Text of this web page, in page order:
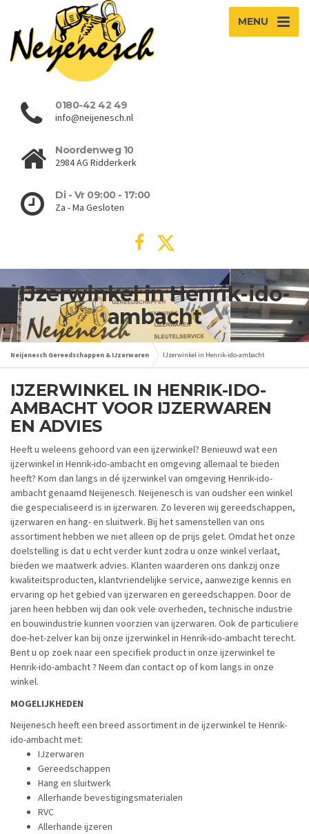
MENU
0180-42 42 49
info@neijenesch.nl
Noordenweg 10
2984 AG Ridderkerk
Di - Vr 09:00 - 17:00
Za - Ma Gesloten
IJzerwinkel in Henrik-ido-
ambacht
Neijenesch Gereedschappen & IJzerwaren IJzerwinkel in Henrik-ido-ambacht
IJZERWINKEL IN HENRIK-IDO-
AMBACHT VOOR IJZERWAREN
EN ADVIES
Heeft u weleens gehoord van een ijzerwinkel? Benieuwd wat een
ijzerwinkel in Henrik-ido-ambacht en omgeving allemaal te bieden
heeft? Kom dan langs in dé ijzerwinkel van omgeving Henrik-ido-
ambacht genaamd Neijenesch. Neijenesch is van oudsher een winkel
die gespecialiseerd is in ijzerwaren. Zo leveren wij gereedschappen,
ijzerwaren en hang- en sluitwerk. Bij het samenstellen van ons
assortiment hebben we niet alleen op de prijs gelet. Omdat het onze
doelstelling is dat u echt verder kunt zodra u onze winkel verlaat,
bieden we maatwerk advies. Klanten waarderen ons dankzij onze
kwaliteitsproducten, klantvriendelijke service, aanwezige kennis en
ervaring op het gebied van ijzerwaren en gereedschappen. Door de
jaren heen hebben wij dan ook vele overheden, technische industrie
en bouwindustrie kunnen voorzien van ijzerwaren. Ook de particuliere
doe-het-zelver kan bij onze ijzerwinkel in Henrik-ido-ambacht terecht.
Bent u op zoek naar een specifiek product in onze ijzerwinkel te
Henrik-ido-ambacht ? Neem dan contact op of kom langs in onze
winkel.
MOGELIJKHEDEN
Neijenesch heeft een breed assortiment in de ijzerwinkel te Henrik-
ido-ambacht met:
IJzerwaren
Gereedschappen
Hang en sluitwerk
Allerhande bevestigingsmaterialen
RVC
Allerhande ijzeren